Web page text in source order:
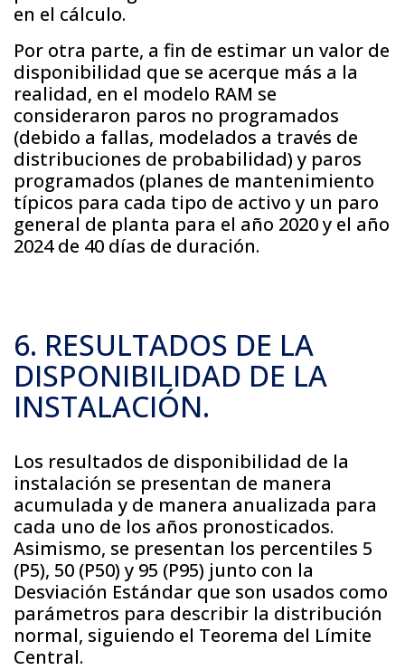
en el cálculo.
Por otra parte, a fin de estimar un valor de
disponibilidad que se acerque más a la
realidad, en el modelo RAM se
consideraron paros no programados
(debido a fallas, modelados a través de
distribuciones de probabilidad) y paros
programados (planes de mantenimiento
típicos para cada tipo de activo y un paro
general de planta para el año 2020 y el año
2024 de 40 días de duración.
6. RESULTADOS DE LA
DISPONIBILIDAD DE LA
INSTALACIÓN.
Los resultados de disponibilidad de la
instalación se presentan de manera
acumulada y de manera anualizada para
cada uno de los años pronosticados.
Asimismo, se presentan los percentiles 5
(P5), 50 (P50) y 95 (P95) junto con la
Desviación Estándar que son usados como
parámetros para describir la distribución
normal, siguiendo el Teorema del Límite
Central.